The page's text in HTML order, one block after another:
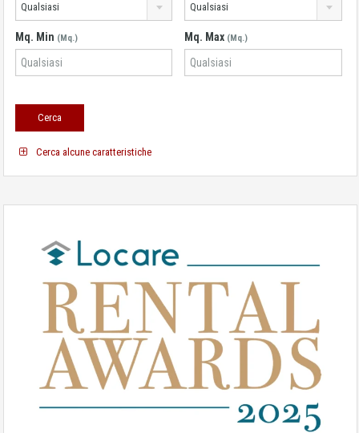
Qualsiasi Qualsiasi
Mq. Min (Mq.) Mq. Max (Mq.)
Cerca alcune caratteristiche